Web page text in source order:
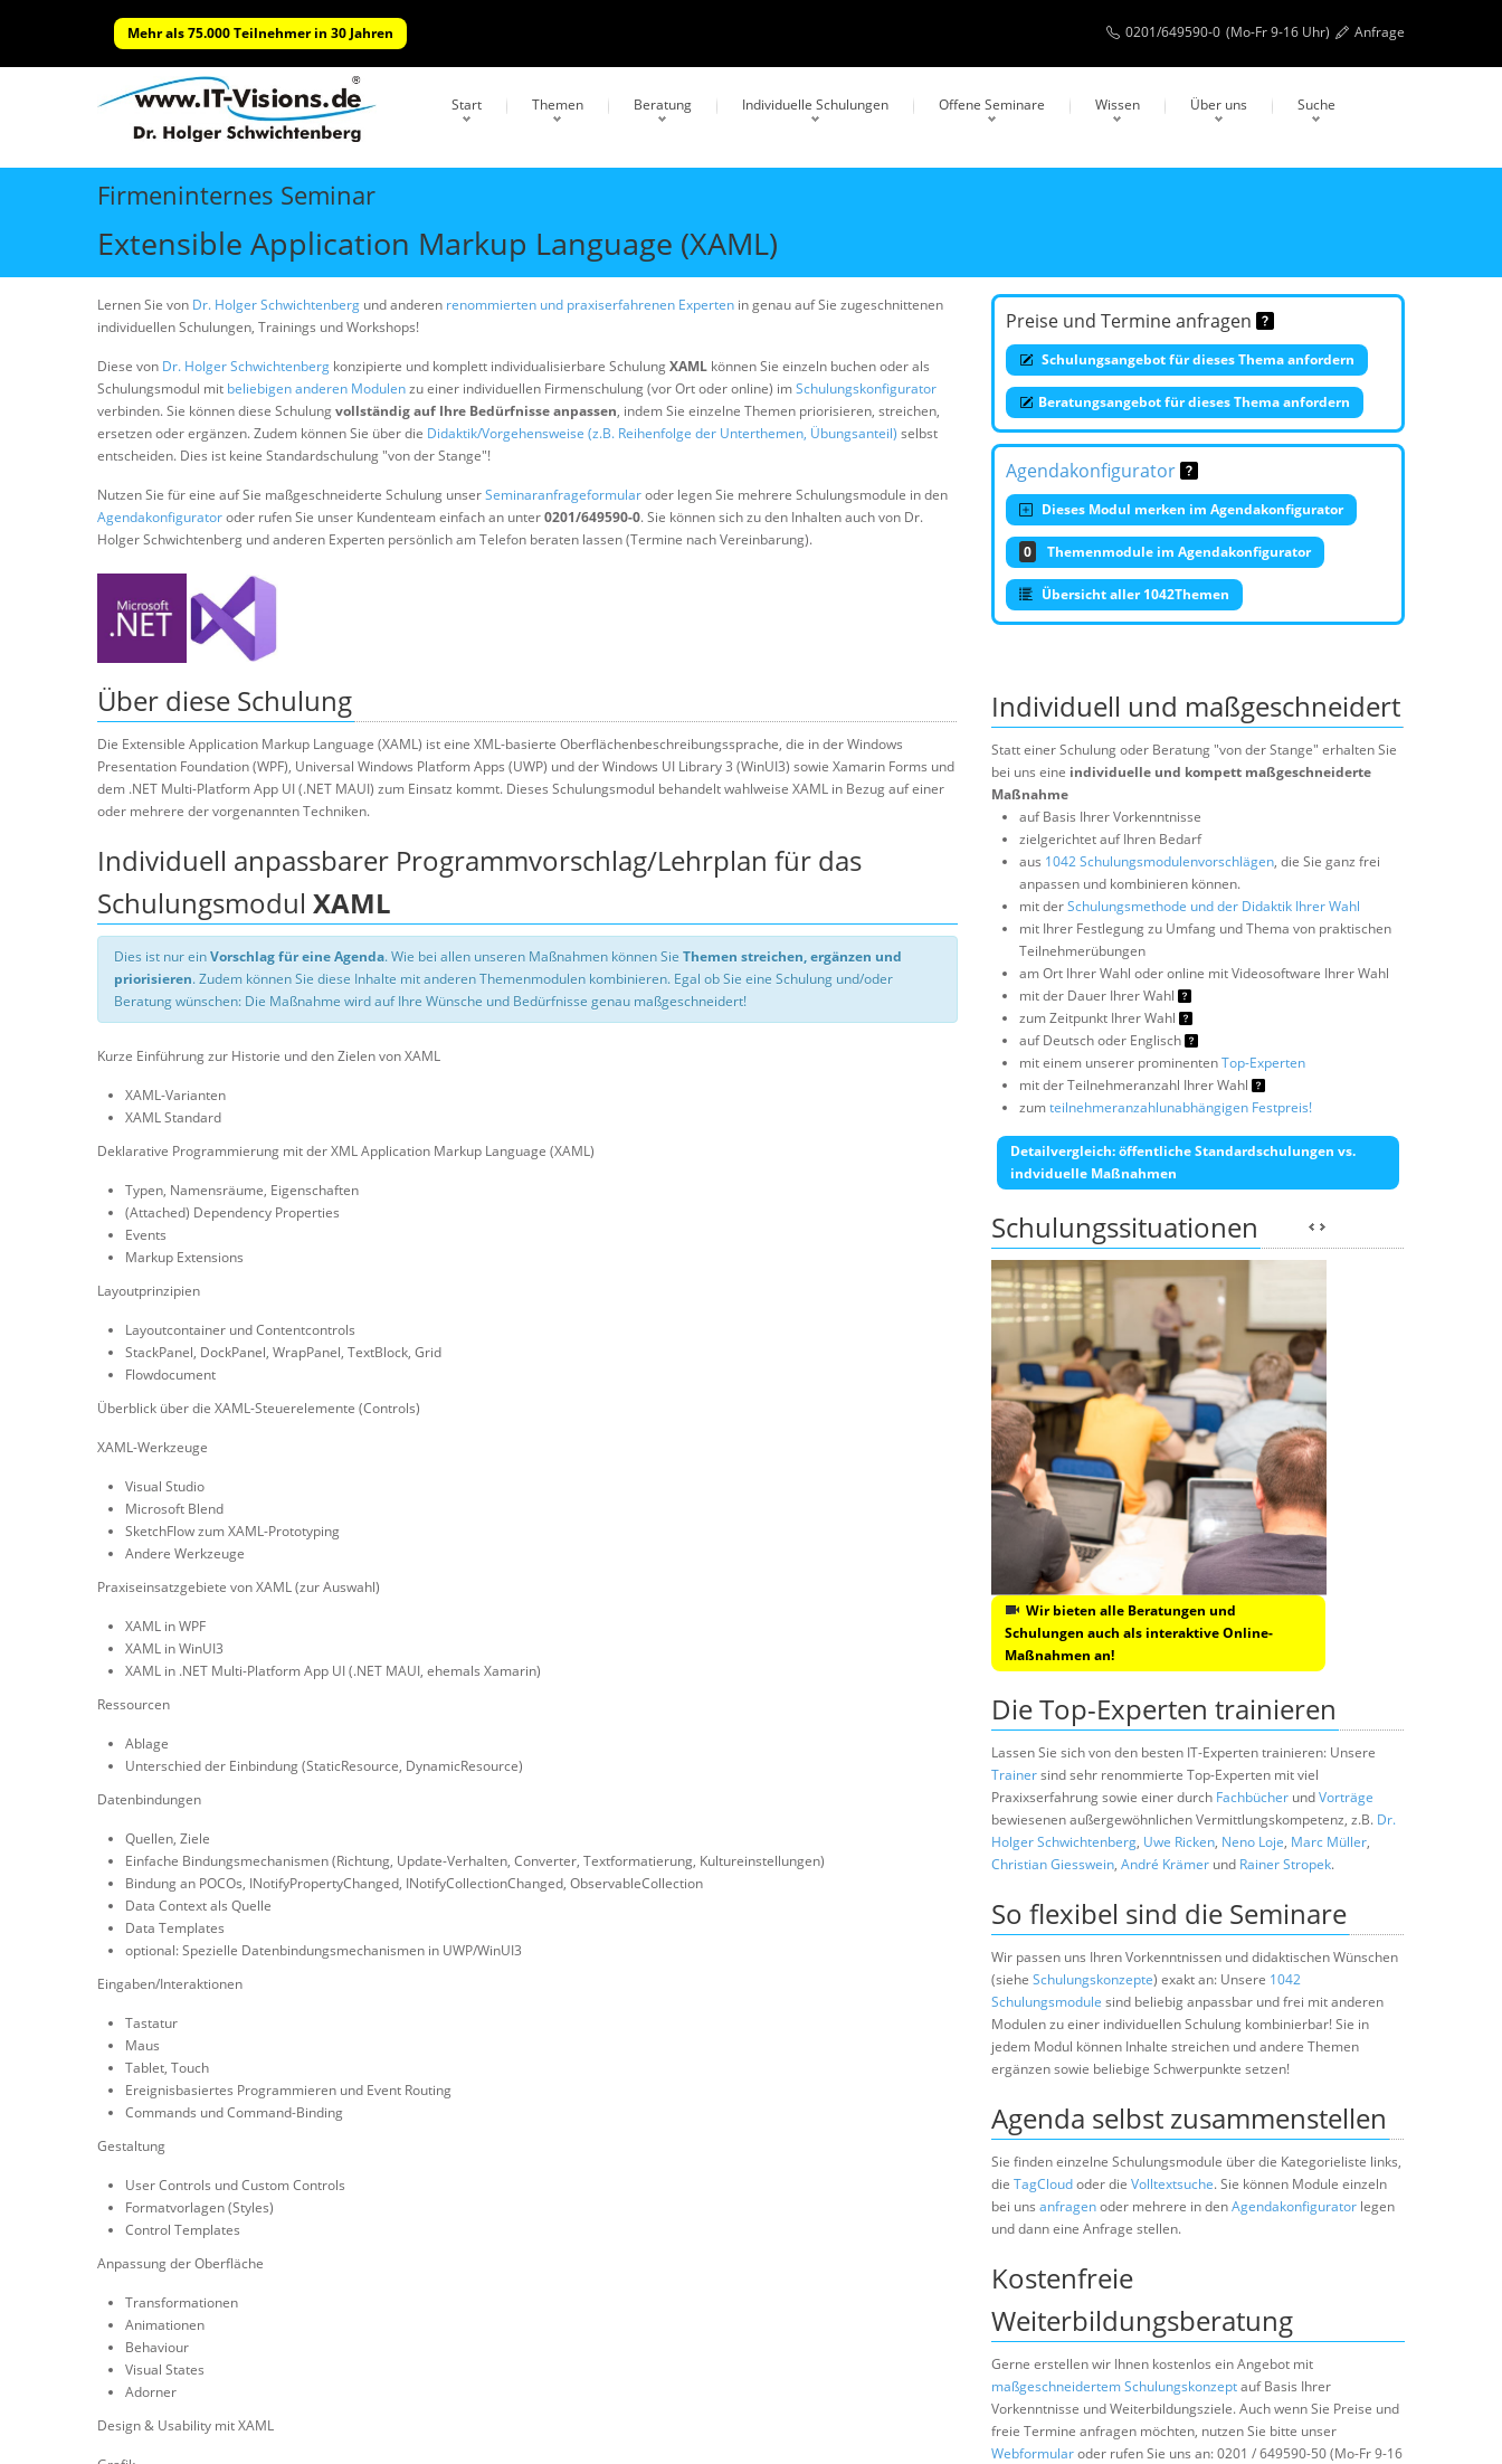
Mehr als 75.000 Teilnehmer in 30 Jahren 0201/649590-0 (Mo-Fr 9-16 Uhr) Anfrage
Start Themen Beratung Individuelle Schulungen Offene Seminare Wissen Über uns Suche
Firmeninternes Seminar
Extensible Application Markup Language (XAML)
Lernen Sie von Dr. Holger Schwichtenberg und anderen renommierten und praxiserfahrenen Experten in genau auf Sie zugeschnittenen
individuellen Schulungen, Trainings und Workshops!
Diese von Dr. Holger Schwichtenberg konzipierte und komplett individualisierbare SchulungXAML können Sie einzeln buchen oder als
Schulungsmodul mit beliebigen anderen Modulenzu einer individuellen Firmenschulung (vor Ort oder online) imSchulungskonfigurator
verbinden. Sie können diese Schulungvollständig auf Ihre Bedürfnisse anpassen, indem Sie einzelne Themen priorisieren, streichen,
ersetzen oder ergänzen. Zudem können Sie über die Didaktik/Vorgehensweise (z.B. Reihenfolge der Unterthemen, Übungsanteil) selbst
entscheiden. Dies ist keine Standardschulung "von der Stange"!
Nutzen Sie für eine auf Sie maßgeschneiderte Schulung unserSeminaranfrageformularoder legen Sie mehrere Schulungsmodule in den
Agendakonfiguratoroder rufen Sie unser Kundenteam einfach an unter0201/649590-0. Sie können sich zu den Inhalten auch von Dr.
Holger Schwichtenberg und anderen Experten persönlich am Telefon beraten lassen (Termine nach Vereinbarung).
Preise und Termine anfragen
Schulungsangebot für dieses Thema anfordern
Beratungsangebot für dieses Thema anfordern
Agendakonfigurator
Dieses Modul merken im Agendakonfigurator
0 Themenmodule im Agendakonfigurator
Übersicht aller 1042Themen
Über diese Schulung
Die Extensible Application Markup Language (XAML) ist eine XML-basierte Oberflächenbeschreibungssprache, die in der Windows
Presentation Foundation (WPF), Universal Windows Platform Apps (UWP) und der Windows UI Library 3 (WinUI3) sowie Xamarin Forms und
dem .NET Multi-Platform App UI (.NET MAUI) zum Einsatz kommt. Dieses Schulungsmodul behandelt wahlweise XAML in Bezug auf einer
oder mehrere der vorgenannten Techniken.
Individuell anpassbarer Programmvorschlag/Lehrplan für das
Schulungsmodul XAML
Dies ist nur einVorschlag für eine Agenda. Wie bei allen unseren Maßnahmen können Sie Themen streichen, ergänzen und
priorisieren. Zudem können Sie diese Inhalte mit anderen Themenmodulen kombinieren. Egal ob Sie eine Schulung und/oder
Beratung wünschen: Die Maßnahme wird auf Ihre Wünsche und Bedürfnisse genau maßgeschneidert!
Kurze Einführung zur Historie und den Zielen von XAML
XAML-Varianten
XAML Standard
Deklarative Programmierung mit der XML Application Markup Language (XAML)
Typen, Namensräume, Eigenschaften
(Attached) Dependency Properties
Events
Markup Extensions
Layoutprinzipien
Layoutcontainer und Contentcontrols
StackPanel, DockPanel, WrapPanel, TextBlock, Grid
Flowdocument
Überblick über die XAML-Steuerelemente (Controls)
XAML-Werkzeuge
Visual Studio
Microsoft Blend
SketchFlow zum XAML-Prototyping
Andere Werkzeuge
Praxiseinsatzgebiete von XAML (zur Auswahl)
XAML in WPF
XAML in WinUI3
XAML in .NET Multi-Platform App UI (.NET MAUI, ehemals Xamarin)
Ressourcen
Ablage
Unterschied der Einbindung (StaticResource, DynamicResource)
Datenbindungen
Quellen, Ziele
Einfache Bindungsmechanismen (Richtung, Update-Verhalten, Converter, Textformatierung, Kultureinstellungen)
Bindung an POCOs, INotifyPropertyChanged, INotifyCollectionChanged, ObservableCollection
Data Context als Quelle
Data Templates
optional: Spezielle Datenbindungsmechanismen in UWP/WinUI3
Eingaben/Interaktionen
Tastatur
Maus
Tablet, Touch
Ereignisbasiertes Programmieren und Event Routing
Commands und Command-Binding
Gestaltung
User Controls und Custom Controls
Formatvorlagen (Styles)
Control Templates
Anpassung der Oberfläche
Transformationen
Animationen
Behaviour
Visual States
Adorner
Design & Usability mit XAML
Individuell und maßgeschneidert
Statt einer Schulung oder Beratung "von der Stange" erhalten Sie
bei uns eine individuelle und kompett maßgeschneiderte
Maßnahme
auf Basis Ihrer Vorkenntnisse
zielgerichtet auf Ihren Bedarf
aus 1042 Schulungsmodulenvorschlägen, die Sie ganz frei
anpassen und kombinieren können.
mit derSchulungsmethode und der Didaktik Ihrer Wahl
mit Ihrer Festlegung zu Umfang und Thema von praktischen
Teilnehmerübungen
am Ort Ihrer Wahl oder online mit Videosoftware Ihrer Wahl
mit der Dauer Ihrer Wahl
zum Zeitpunkt Ihrer Wahl
auf Deutsch oder Englisch
mit einem unserer prominentenTop-Experten
mit der Teilnehmeranzahl Ihrer Wahl
zumteilnehmeranzahlunabhängigen Festpreis!
Detailvergleich: öffentliche Standardschulungen vs.
indviduelle Maßnahmen
Schulungssituationen
Wir bieten alle Beratungen und
Schulungen auch als interaktive Online-
Maßnahmen an!
Die Top-Experten trainieren
Lassen Sie sich von den besten IT-Experten trainieren: Unsere
Trainersind sehr renommierte Top-Experten mit viel
Praxixserfahrung sowie einer durch Fachbücher undVorträge
bewiesenen außergewöhnlichen Vermittlungskompetenz, z.B. Dr.
Holger Schwichtenberg, Uwe Ricken, Neno Loje, Marc Müller,
Christian Giesswein, André Krämer und Rainer Stropek.
So flexibel sind die Seminare
Wir passen uns Ihren Vorkenntnissen und didaktischen Wünschen
(siehe Schulungskonzepte) exakt an: Unsere 1042
Schulungsmodule sind beliebig anpassbar und frei mit anderen
Modulen zu einer individuellen Schulung kombinierbar! Sie in
jedem Modul können Inhalte streichen und andere Themen
ergänzen sowie beliebige Schwerpunkte setzen!
Agenda selbst zusammenstellen
Sie finden einzelne Schulungsmodule über die Kategorieliste links,
die TagCloudoder die Volltextsuche. Sie können Module einzeln
bei uns anfragenoder mehrere in denAgendakonfigurator legen
und dann eine Anfrage stellen.
Kostenfreie
Weiterbildungsberatung
Gerne erstellen wir Ihnen kostenlos ein Angebot mit
maßgeschneidertem Schulungskonzeptauf Basis Ihrer
Vorkenntnisse und Weiterbildungsziele. Auch wenn Sie Preise und
freie Termine anfragen möchten, nutzen Sie bitte unser
Webformularoder rufen Sie uns an: 0201 / 649590-50 (Mo-Fr 9-16